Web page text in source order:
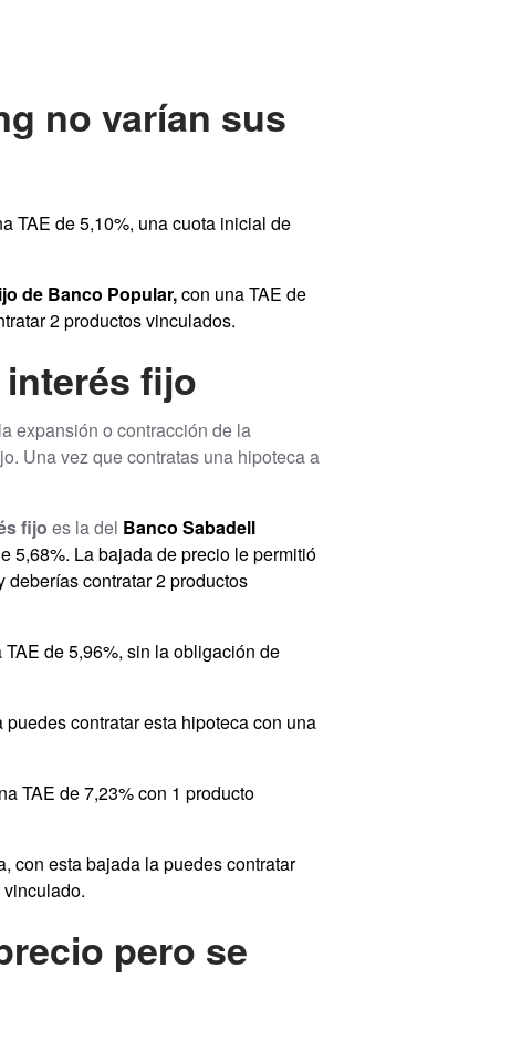
no varían sus
TAE de 5,10%, una cuota inicial de
de Banco Popular,con una TAE de
2 productos vinculados.
fijo
expansión o contracción de la
Una vez que contratas una hipoteca a
fijo es la del Banco Sabadell
5,68%. La bajada de precio le permitió
contratar 2 productos
de 5,96%, sin la obligación de
contratar esta hipoteca con una
TAE de 7,23% con 1 producto
con esta bajada la puedes contratar
pero se